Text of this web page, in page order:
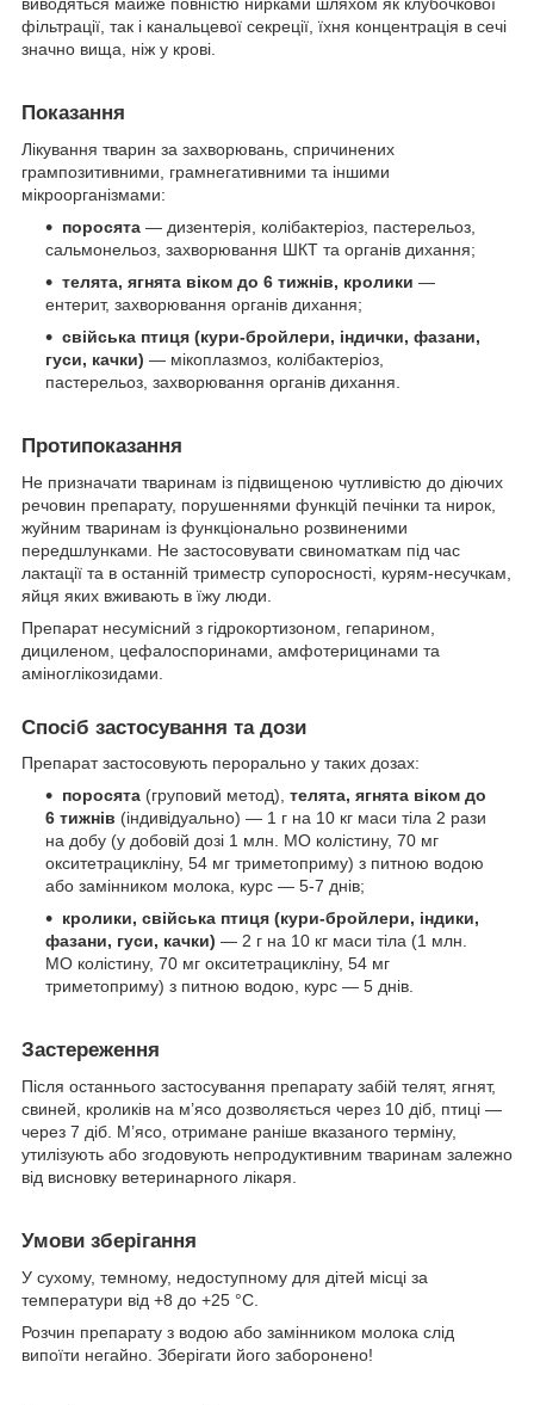
фільтрації, так і канальцевої секреції, їхня концентрація в сечі
значно вища, ніж у крові.
Показання
Лікування тварин за захворювань, спричинених
грампозитивними, грамнегативними та іншими
мікроорганізмами:
поросята — дизентерія, колібактеріоз, пастерельоз,
сальмонельоз, захворювання ШКТ та органів дихання;
телята, ягнята віком до 6 тижнів, кролики —
ентерит, захворювання органів дихання;
свійська птиця (кури-бройлери, індички, фазани,
гуси, качки) — мікоплазмоз, колібактеріоз,
пастерельоз, захворювання органів дихання.
Протипоказання
Не призначати тваринам із підвищеною чутливістю до діючих
речовин препарату, порушеннями функцій печінки та нирок,
жуйним тваринам із функціонально розвиненими
передшлунками. Не застосовувати свиноматкам під час
лактації та в останній триместр супоросності, курям-несучкам,
яйця яких вживають в їжу люди.
Препарат несумісний з гідрокортизоном, гепарином,
дициленом, цефалоспоринами, амфотерицинами та
аміноглікозидами.
Спосіб застосування та дози
Препарат застосовують перорально у таких дозах:
поросята (груповий метод), телята, ягнята віком до
6 тижнів (індивідуально) — 1 г на 10 кг маси тіла 2 рази
на добу (у добовій дозі 1 млн. МО колістину, 70 мг
окситетрацикліну, 54 мг триметоприму) з питною водою
або замінником молока, курс — 5-7 днів;
кролики, свійська птиця (кури-бройлери, індики,
фазани, гуси, качки) — 2 г на 10 кг маси тіла (1 млн.
МО колістину, 70 мг окситетрацикліну, 54 мг
триметоприму) з питною водою, курс — 5 днів.
Застереження
Після останнього застосування препарату забій телят, ягнят,
свиней, кроликів на м’ясо дозволяється через 10 діб, птиці —
через 7 діб. М’ясо, отримане раніше вказаного терміну,
утилізують або згодовують непродуктивним тваринам залежно
від висновку ветеринарного лікаря.
Умови зберігання
У сухому, темному, недоступному для дітей місці за
температури від +8 до +25 °С.
Розчин препарату з водою або замінником молока слід
випоїти негайно. Зберігати його заборонено!